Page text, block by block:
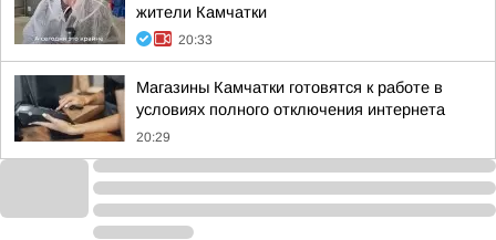
жители Камчатки
20:33
Магазины Камчатки готовятся к работе в
условиях полного отключения интернета
20:29